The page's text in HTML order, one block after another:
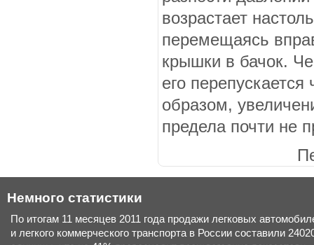
возра­стает
перемещаясь
крышки в ба­чок.
его
образом,
предела почти не
Немного статистики
По итогам 11 месяцев 2011 года продажи легковых
и легкого коммерческого транспорта в России составили